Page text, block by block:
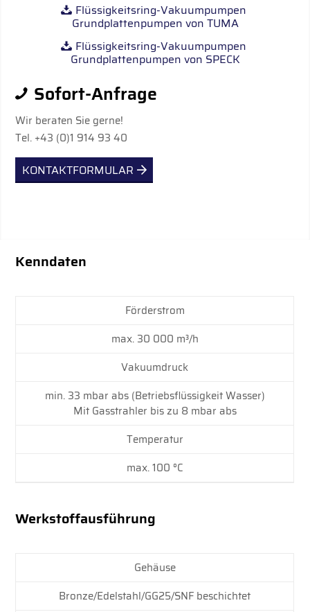
Flüssigkeitsring-Vakuumpumpen
Grundplattenpumpen von TUMA
Flüssigkeitsring-Vakuumpumpen
Grundplattenpumpen von SPECK
Sofort-Anfrage
Wir beraten Sie gerne!
Tel. +43 (0)1 914 93 40
KONTAKTFORMULAR
Kenndaten
Förderstrom
max. 30 000 m³/h
Vakuumdruck
min. 33 mbar abs (Betriebsflüssigkeit Wasser)
Mit Gasstrahler bis zu 8 mbar abs
Temperatur
max. 100 °C
Werkstoffausführung
Gehäuse
Bronze/Edelstahl/GG25/SNF beschichtet